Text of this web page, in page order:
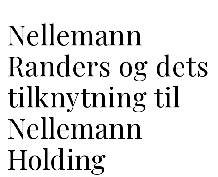
Nellemann
Randers og dets
tilknytning til
Nellemann
Holding